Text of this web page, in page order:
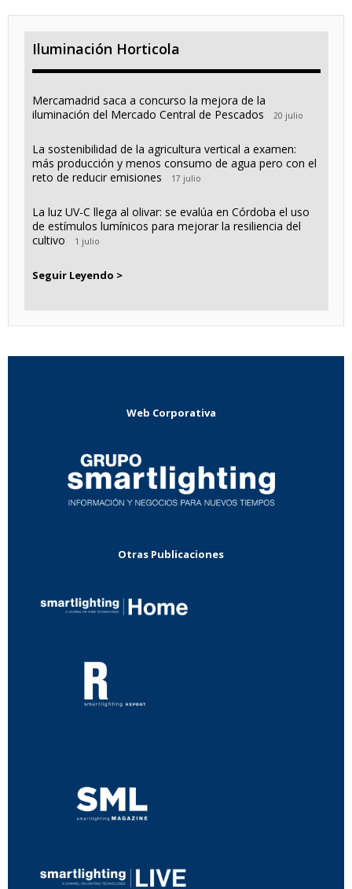
Iluminación Horticola
Mercamadrid saca a concurso la mejora de la
iluminación del Mercado Central de Pescados
20 julio
La sostenibilidad de la agricultura vertical a examen:
más producción y menos consumo de agua pero con el
reto de reducir emisiones
17 julio
La luz UV-C llega al olivar: se evalúa en Córdoba el uso
de estímulos lumínicos para mejorar la resiliencia del
cultivo
1 julio
Seguir Leyendo >
Web Corporativa
Otras Publicaciones